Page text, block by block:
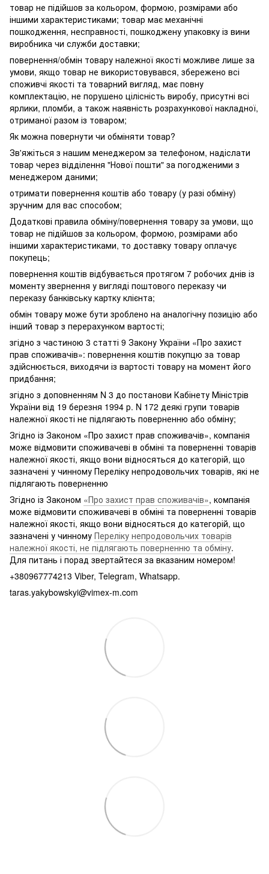
товар не підійшов за кольором, формою, розмірами або
іншими характеристиками; товар має механічні
пошкодження, несправності, пошкоджену упаковку із вини
виробника чи служби доставки;
повернення/обмін товару належної якості можливе лише за
умови, якщо товар не використовувався, збережено всі
споживчі якості та товарний вигляд, має повну
комплектацію, не порушено цілісність виробу, присутні всі
ярлики, пломби, а також наявність розрахункової накладної,
отриманої разом із товаром;
Як можна повернути чи обміняти товар?
Зв'яжіться з нашим менеджером за телефоном, надіслати
товар через відділення "Нової пошти" за погодженими з
менеджером даними;
отримати повернення коштів або товару (у разі обміну)
зручним для вас способом;
Додаткові правила обміну/повернення товару за умови, що
товар не підійшов за кольором, формою, розмірами або
іншими характеристиками, то доставку товару оплачує
покупець;
повернення коштів відбувається протягом 7 робочих днів із
моменту звернення у вигляді поштового переказу чи
переказу банківську картку клієнта;
обмін товару може бути зроблено на аналогічну позицію або
інший товар з перерахунком вартості;
згідно з частиною 3 статті 9 Закону України «Про захист
прав споживачів»: повернення коштів покупцю за товар
здійснюється, виходячи із вартості товару на момент його
придбання;
згідно з доповненням N 3 до постанови Кабінету Міністрів
України від 19 березня 1994 р. N 172 деякі групи товарів
належної якості не підлягають поверненню або обміну;
Згідно із Законом «Про захист прав споживачів», компанія
може відмовити споживачеві в обміні та поверненні товарів
належної якості, якщо вони відносяться до категорій, що
зазначені у чинному Переліку непродовольчих товарів, які не
підлягають поверненню
Згідно із Законом «Про захист прав споживачів», компанія
може відмовити споживачеві в обміні та поверненні товарів
належної якості, якщо вони відносяться до категорій, що
зазначені у чинному Переліку непродовольчих товарів
належної якості, не підлягають поверненню та обміну.
Для питань і порад звертайтеся за вказаним номером!
+380967774213 Viber, Telegram, Whatsapp.
taras.yakybowskyi@vimex-m.com